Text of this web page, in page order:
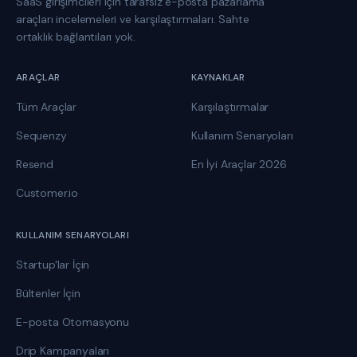
araçları incelemeleri ve karşılaştırmaları. Sahte
ortaklık bağlantıları yok.
ARAÇLAR
Tüm Araçlar
Sequenzy
Resend
Customer.io
KAYNAKLAR
Karşılaştırmalar
Kullanım Senaryoları
En İyi Araçlar 2026
KULLANIM SENARYOLARI
Startup'lar İçin
Bültenler İçin
E-posta Otomasyonu
Drip Kampanyaları